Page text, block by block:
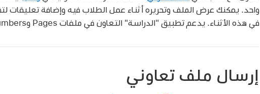
واحد. يمكنك عرض الملف وتحريره أثناء عمل الطلاب فيه وإضافة تعليقات
في هذه الأثناء. يدعم تطبيق "الدراسة" التعاون في ملفات Pages وNumbers وKeynote.
إرسال ملف تعاوني